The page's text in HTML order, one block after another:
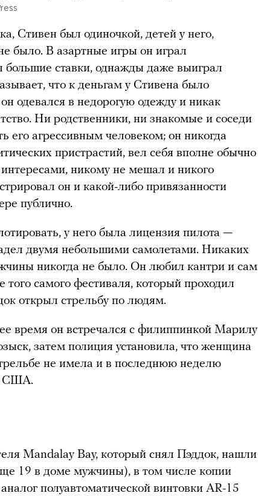
Стивен был одиночкой, детей у него,
было. В азартные игры он играл
большие ставки, однажды даже выиграл
что к деньгам у Стивена было
одевался в недорогую одежду и никак
Ни родственники, ни знакомые и соседи
его агрессивным человеком; он никогда
пристрастий, вел себя вполне обычно
никому не мешал и никого
он и какой-либо привязанности
публично.
у него была лицензия пилота —
двумя небольшими самолетами. Никаких
никогда не было. Он любил кантри и сам
того самого фестиваля, который проходил
открыл стрельбу по людям.
время он встречался с филиппинкой Марилу
затем полиция установила, что женщина
не имела и в последнюю неделю
США.
Mandalay Bay, который снял Пэддок, нашли
19 в доме мужчины), в том числе копии
полуавтоматической винтовки AR-15